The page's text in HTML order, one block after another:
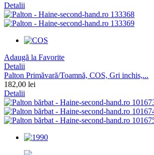
Detalii
Adaugă la Favorite
Detalii
Palton Primăvară/Toamnă, COS, Gri inchis,...
182,00 lei
Detalii